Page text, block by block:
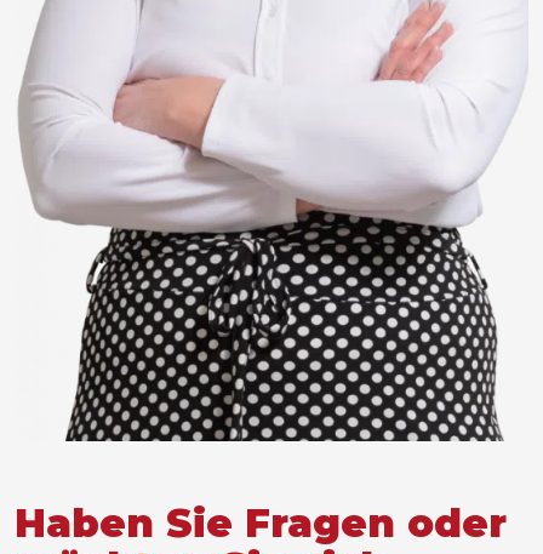
Haben Sie Fragen oder